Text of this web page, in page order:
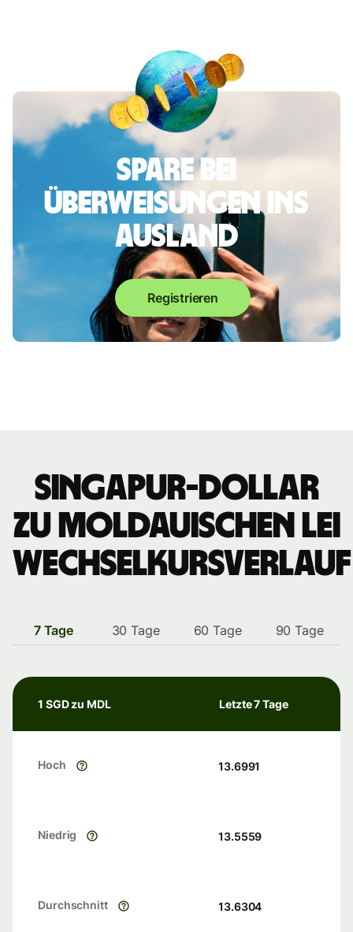
Spare bei
Überweisungen ins
Ausland
Registrieren
Singapur-Dollar
zu moldauischen Lei
Wechselkursverlauf
7 Tage 30 Tage 60 Tage 90 Tage
1 SGD zu MDL Letzte 7 Tage
Hoch 13.6991
Niedrig 13.5559
Durchschnitt 13.6304